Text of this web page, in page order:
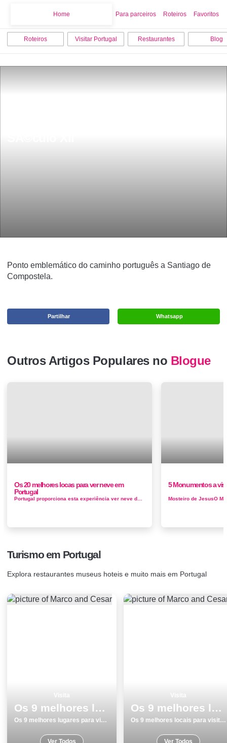
Home Para parceiros Roteiros Favoritos
Roteiros Visitar Portugal Restaurantes Blog
Ponto emblemático do caminho português a Santiago de
Compostela.
Whatsapp
Partilhar
Outros Artigos Populares no Blogue
Os 20 melhores locas para ver neve em
Portugal
5 Monumentos a
Turismo em Portugal
Explora restaurantes museus hoteis e muito mais em Portugal
Os 9 melhores lugares para visitar em Barcelos
Os 9 melhores lugares para visitar em Barcelos
Ver Todos
Os 9 melhores locais para visitar em GrÃ¢ndola
Os 9 melhores locais para visitar em GrÃ¢ndola
Ver Todos